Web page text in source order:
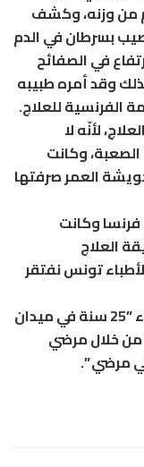
27 كيلوغرام من وزنه، وكشف
بسرطان في الدم
في الصفائح
وقد أمره طبيبه
الفرنسية للعلاج.
لأنّه لا
وكانت
قائلا ”تحويشة العمر صرفتها
وكانت
العلاج
لأطباء تونس نفتقر
وفيما تعلّق باتّهامه بـ”الكذب”، قال علاء ”25 سنة في ميدان
من خلال مرضي
مرضي ”.